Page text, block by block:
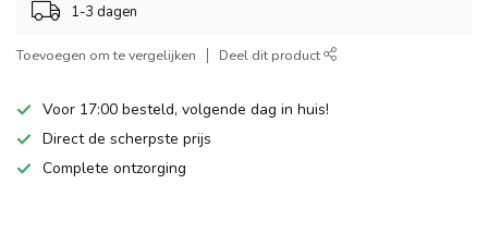
1-3 dagen
Toevoegen om te vergelijken Deel dit product
Voor 17:00 besteld, volgende dag in huis!
Direct de scherpste prijs
Complete ontzorging